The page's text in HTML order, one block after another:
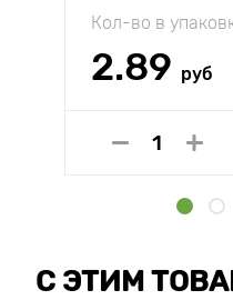
Кол-во в
2.89 руб
С ЭТИМ